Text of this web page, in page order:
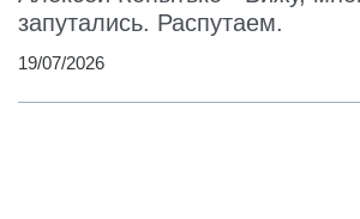
запутались. Распутаем.
19/07/2026